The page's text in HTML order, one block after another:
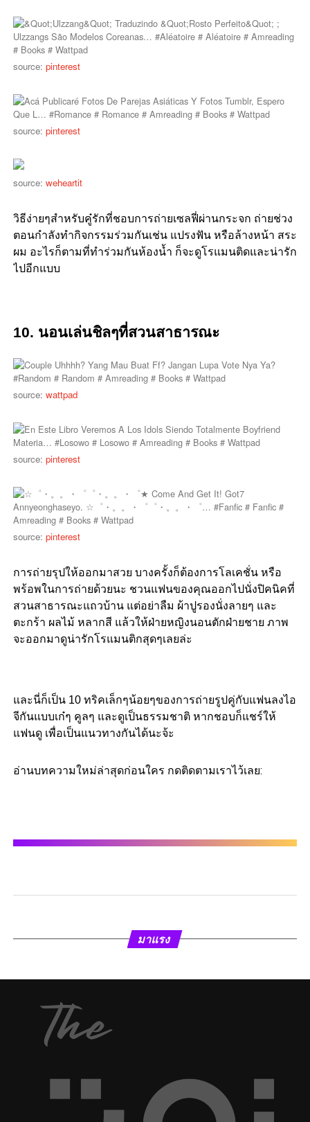
source: pinterest
source: pinterest
source: weheartit
วิธีง่ายๆสำหรับคู๋รักที่ชอบการถ่ายเซลฟี่ผ่านกระจก ถ่ายช่วง
ตอนกำลังทำกิจกรรมร่วมกันเช่น แปรงฟัน หรือล้างหน้า สระ
ผม อะไรก็ตามที่ทำร่วมกันห้องน้ำ ก็จะดูโรแมนติดและน่ารัก
ไปอีกแบบ
10. นอนเล่นชิลๆที่สวนสาธารณะ
source: wattpad
source: pinterest
source: pinterest
การถ่ายรุปให้ออกมาสวย บางครั้งก็ต้องการโลเคชั่น หรือ
พร้อพในการถ่ายด้วยนะ ชวนแฟนของคุณออกไปนั่งปิคนิคที่
สวนสาธารณะแถวบ้าน แต่อย่าลืม ผ้าปูรองนั่งลายๆ และ
ตะกร้า ผลไม้ หลากสี แล้วให้ฝ่ายหญิงนอนตักฝ่ายชาย ภาพ
จะออกมาดูน่ารักโรแมนติกสุดๆเลยล่ะ
และนี่ก็เป็น 10 ทริคเล็กๆน้อยๆของการถ่ายรูปคู่กับแฟนลงไอ
จีกันแบบเก๋ๆ คูลๆ และดูเป็นธรรมชาติ หากชอบก็แชร์ให้
แฟนดู เพื่อเป็นแนวทางกันได้นะจ้ะ
อ่านบทความใหม่ล่าสุดก่อนใคร กดติดตามเราไว้เลย:
มาแรง